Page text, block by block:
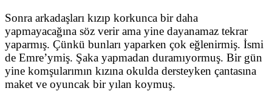
Sonra arkadaşları kızıp korkunca bir daha
yapmayacağına söz verir ama yine dayanamaz tekrar
yaparmış. Çünkü bunları yaparken çok eğlenirmiş. İsmi
de Emre’ymiş. Şaka yapmadan duramıyormuş. Bir gün
yine komşularımın kızına okulda dersteyken çantasına
maket ve oyuncak bir yılan koymuş.